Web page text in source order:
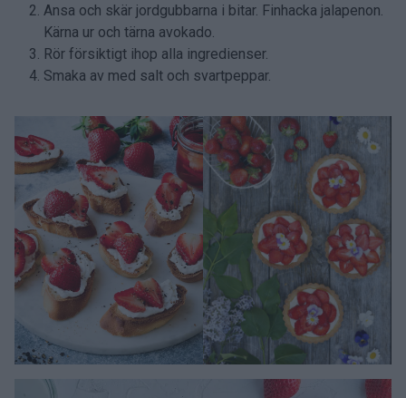
Ansa och skär jordgubbarna i bitar. Finhacka jalapenon.
Kärna ur och tärna avokado.
Rör försiktigt ihop alla ingredienser.
Smaka av med salt och svartpeppar.